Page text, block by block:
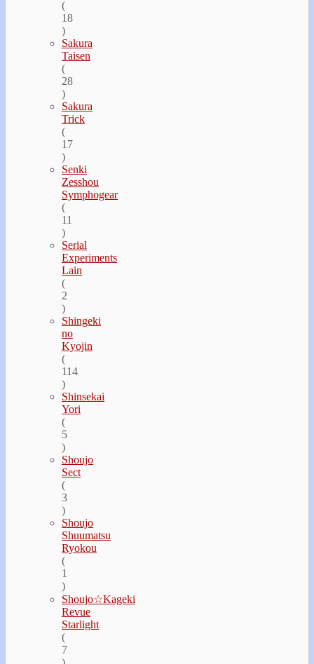
(
18
)
Sakura
Taisen
(
28
)
Sakura
Trick
(
17
)
Senki
Zesshou
Symphogear
(
11
)
Serial
Experiments
Lain
(
2
)
Shingeki
no
Kyojin
(
114
)
Shinsekai
Yori
(
5
)
Shoujo
Sect
(
3
)
Shoujo
Shuumatsu
Ryokou
(
1
)
Shoujo☆Kageki
Revue
Starlight
(
7